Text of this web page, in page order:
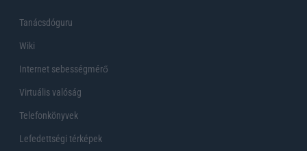
Tanácsdóguru
Wiki
Internet sebességmérő
Virtuális valóság
Telefonkönyvek
Lefedettségi térképek